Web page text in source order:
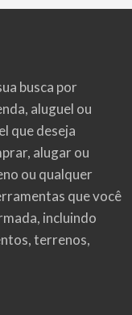
busca por
aluguel ou
que deseja
alugar ou
ou qualquer
que você
incluindo
terrenos,